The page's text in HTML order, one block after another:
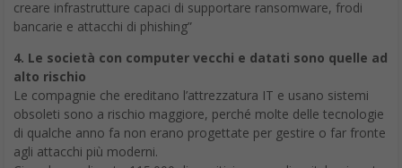
creare infrastrutture capaci di supportare ransomware, frodi
bancarie e attacchi di phishing”
4. Le società con computer vecchi e datati sono quelle ad
alto rischio
Le compagnie che ereditano l’attrezzatura IT e usano sistemi
obsoleti sono a rischio maggiore, perché molte delle tecnologie
di qualche anno fa non erano progettate per gestire o far fronte
agli attacchi più moderni.